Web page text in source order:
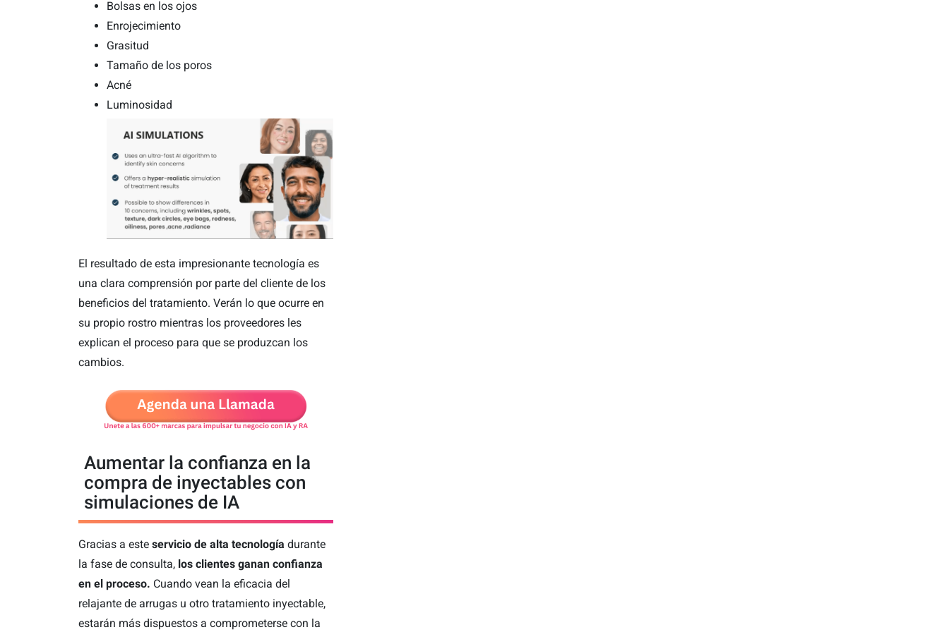
Bolsas en los ojos
Enrojecimiento
Grasitud
Tamaño de los poros
Acné
Luminosidad
El resultado de esta impresionante tecnología es
una clara comprensión por parte del cliente de los
beneficios del tratamiento. Verán lo que ocurre en
su propio rostro mientras los proveedores les
explican el proceso para que se produzcan los
cambios.
Aumentar la confianza en la
compra de inyectables con
simulaciones de IA
Gracias a esteservicio de alta tecnología durante
la fase de consulta, los clientes gananconfianza
en el proceso. Cuando vean la eficacia del
relajante de arrugas u otro tratamiento inyectable,
estarán más dispuestos a comprometerse con la